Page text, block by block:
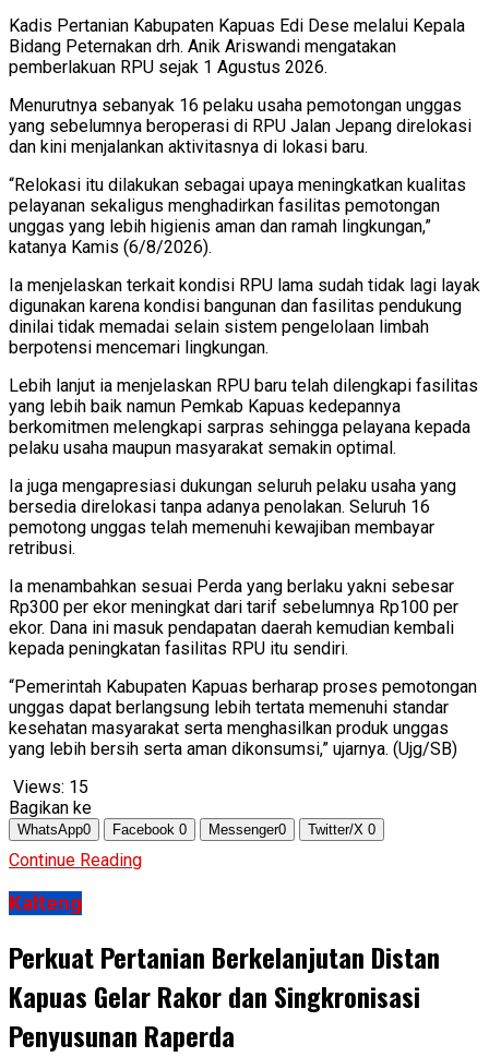
Kadis Pertanian Kabupaten Kapuas Edi Dese melalui Kepala
Bidang Peternakan drh. Anik Ariswandi mengatakan
pemberlakuan RPU sejak 1 Agustus 2026.
Menurutnya sebanyak 16 pelaku usaha pemotongan unggas
yang sebelumnya beroperasi di RPU Jalan Jepang direlokasi
dan kini menjalankan aktivitasnya di lokasi baru.
“Relokasi itu dilakukan sebagai upaya meningkatkan kualitas
pelayanan sekaligus menghadirkan fasilitas pemotongan
unggas yang lebih higienis aman dan ramah lingkungan,”
katanya Kamis (6/8/2026).
Ia menjelaskan terkait kondisi RPU lama sudah tidak lagi layak
digunakan karena kondisi bangunan dan fasilitas pendukung
dinilai tidak memadai selain sistem pengelolaan limbah
berpotensi mencemari lingkungan.
Lebih lanjut ia menjelaskan RPU baru telah dilengkapi fasilitas
yang lebih baik namun Pemkab Kapuas kedepannya
berkomitmen melengkapi sarpras sehingga pelayana kepada
pelaku usaha maupun masyarakat semakin optimal.
Ia juga mengapresiasi dukungan seluruh pelaku usaha yang
bersedia direlokasi tanpa adanya penolakan. Seluruh 16
pemotong unggas telah memenuhi kewajiban membayar
retribusi.
Ia menambahkan sesuai Perda yang berlaku yakni sebesar
Rp300 per ekor meningkat dari tarif sebelumnya Rp100 per
ekor. Dana ini masuk pendapatan daerah kemudian kembali
kepada peningkatan fasilitas RPU itu sendiri.
“Pemerintah Kabupaten Kapuas berharap proses pemotongan
unggas dapat berlangsung lebih tertata memenuhi standar
kesehatan masyarakat serta menghasilkan produk unggas
yang lebih bersih serta aman dikonsumsi,” ujarnya. (Ujg/SB)
Views: 15
Bagikan ke
WhatsApp0 Facebook 0 Messenger0 Twitter/X 0
Continue Reading
Kalteng
Perkuat Pertanian Berkelanjutan Distan
Kapuas Gelar Rakor dan Singkronisasi
Penyusunan Raperda